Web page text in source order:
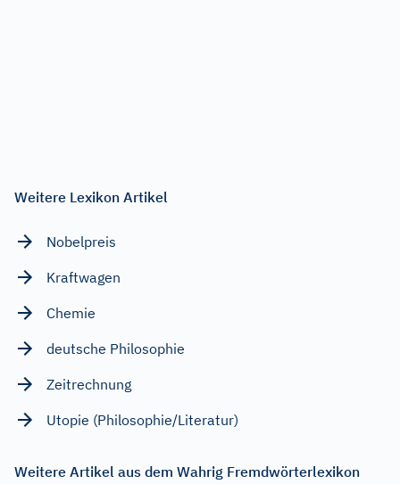
Weitere Lexikon Artikel
Nobelpreis
Kraftwagen
Chemie
deutsche Philosophie
Zeitrechnung
Utopie (Philosophie/Literatur)
Weitere Artikel aus dem Wahrig Fremdwörterlexikon